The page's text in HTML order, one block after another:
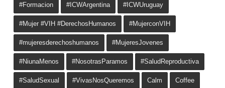
#Formacion #ICWArgentina #ICWUruguay
#Mujer #VIH #DerechosHumanos #MujerconVIH
#mujeresderechoshumanos #MujeresJovenes
#NiunaMenos #NosotrasParamos #SaludReproductiva
#SaludSexual #VivasNosQueremos Calm Coffee